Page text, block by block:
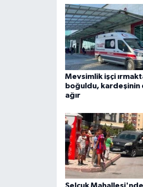
Mevsimlik işçi
boğuldu, kardeşinin
ağır
Selçuk